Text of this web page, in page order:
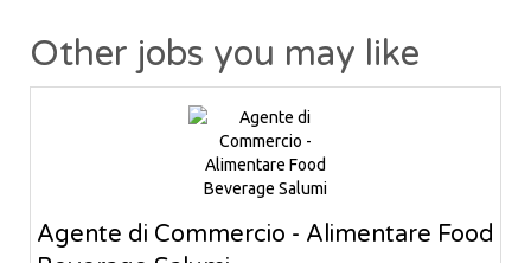
Other jobs you may like
Agente di Commercio - Alimentare Food